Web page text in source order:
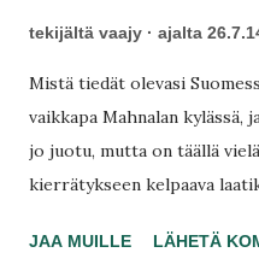
tekijältä vaajy ajalta
Mistä tiedät olevasi
vaikkapa Mahnalan kylässä,
jo juotu, mutta on täällä
kierrätykseen kelpaava
toisella syyllä kylään, halusi
JAA MUILLE LÄHETÄ